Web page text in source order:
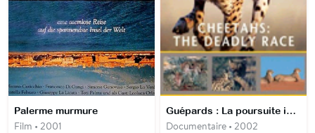
Palerme murmure
Film • 2001
Guépards : La poursuite impitoyable
Documentaire • 2002